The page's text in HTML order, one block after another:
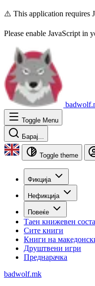
⚠️ This application requires
Please enable JavaScript in
Toggle Menu
Барај...
Toggle theme
Фикција
Нефикција
Повеќе
Таен книжевен
Сите книги
Книги на
Друштвени игри
Преднарачка
badwolf.mk